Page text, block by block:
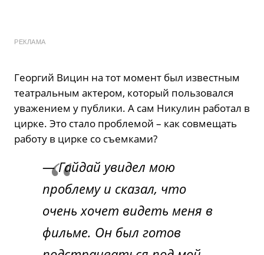
РЕКЛАМА
Георгий Вицин на тот момент был известным
театральным актером, который пользовался
уважением у публики. А сам Никулин работал в
цирке. Это стало проблемой – как совмещать
работу в цирке со съемками?
— Гайдай увидел мою
проблему и сказал, что
очень хочет видеть меня в
фильме. Он был готов